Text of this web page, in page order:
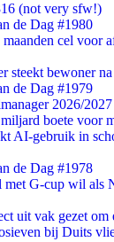
(not very sfw!)
de Dag #1980
cel voor
steekt bewoner
de Dag #1979
2026/2027
boete voor
AI-gebruik in
de Dag #1978
G-cup wil als
uit vak gezet
bij Duits